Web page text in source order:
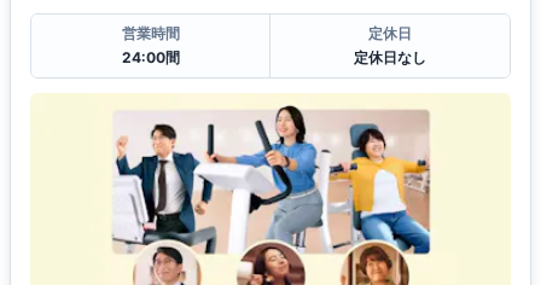
営業時間
24:00間
定休日
定休日なし